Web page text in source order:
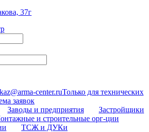
37г
center.ruТолько для технических
заявок
Заводы и предприятия
Застройщики
и строительные орг-ции
ТСЖ и ДУКи